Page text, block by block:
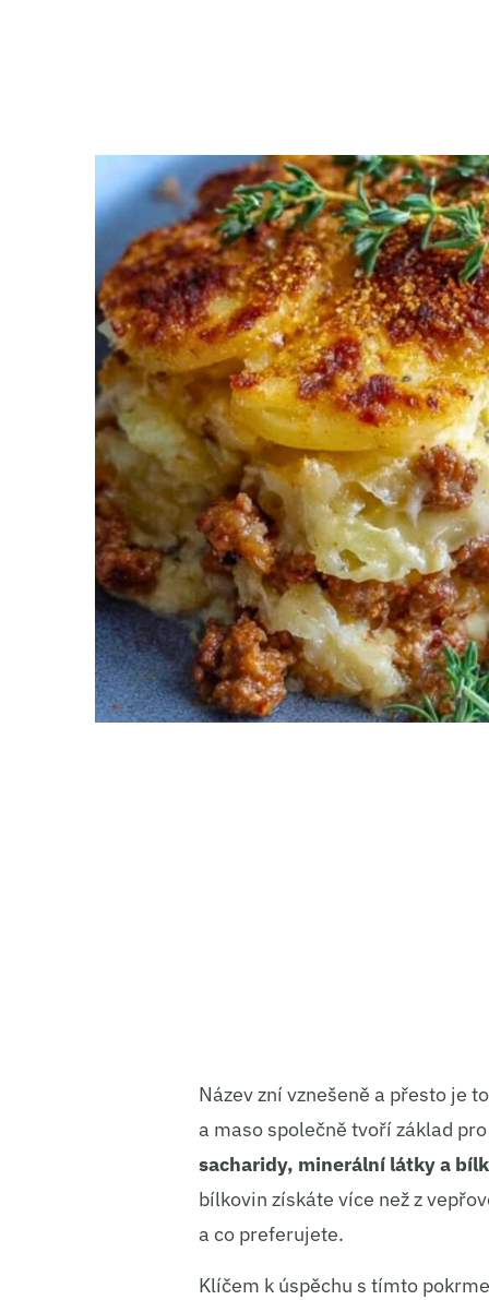
Název zní vznešeně a přesto je
a maso společně tvoří základ pro
sacharidy, minerální látky a
bílkovin získáte více než z
a co preferujete.
Klíčem k úspěchu s tímto